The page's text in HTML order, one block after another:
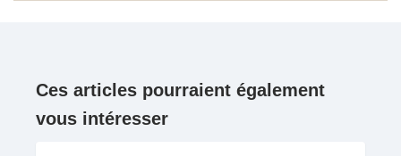
Ces articles pourraient également
vous intéresser